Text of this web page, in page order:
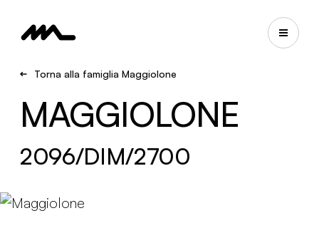
Torna alla famiglia Maggiolone
MAGGIOLONE
2096/DIM/2700